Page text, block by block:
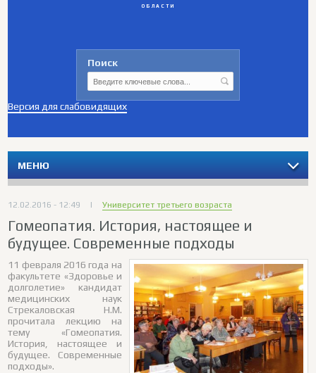
ОБЛАСТИ
Поиск
Версия для слабовидящих
МЕНЮ
12.02.2016 - 12:49 | Университет третьего возраста
Гомеопатия. История, настоящее и
будущее. Современные подходы
11 февраля 2016 года на
факультете «Здоровье и
долголетие» кандидат
медицинских наук
Стрекаловская Н.М.
прочитала лекцию на
тему «Гомеопатия.
История, настоящее и
будущее. Современные
подходы».